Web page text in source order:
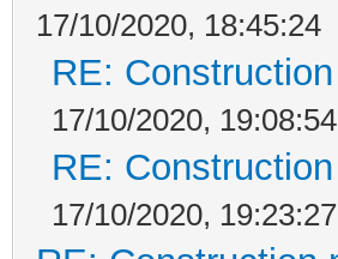
17/10/2020, 18:45:24
RE:
17/10/2020, 19:08:54
RE:
17/10/2020, 19:23:27